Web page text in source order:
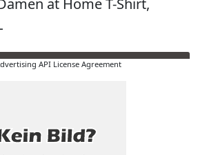
at Home T-Shirt,
API License Agreement